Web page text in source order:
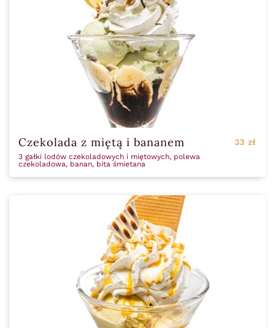
Czekolada z miętą i bananem
3 gałki lodów czekoladowych i miętowych, polewa
czekoladowa, banan, bita śmietana
33 zł